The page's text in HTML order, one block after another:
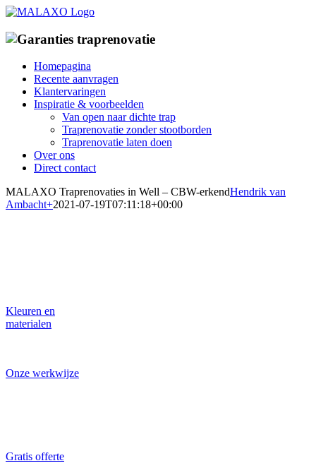
Ga
inhoud
Homepagina
Recente aanvragen
Klantervaringen
Inspiratie & voorbeelden
Van open naar dichte trap
Traprenovatie zonder stootborden
Traprenovatie laten doen
Over ons
Direct contact
MALAXO Traprenovaties in Well – CBW-erkendHendrik van
Ambacht+2021-07-19T07:11:18+00:00
Kleuren en
materialen
Onze werkwijze
Gratis offerte